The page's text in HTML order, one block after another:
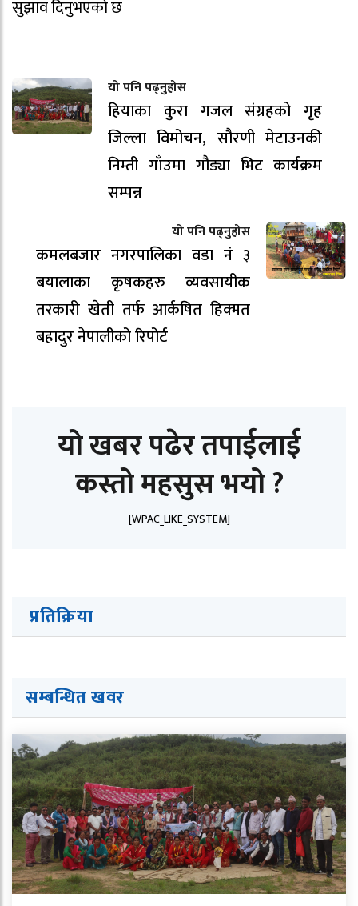
सुझाव दिनुभएको छ
यो पनि पढ्नुहोस
हियाका कुरा गजल संग्रहको गृह
जिल्ला विमोचन, सौरणी मेटाउनकी
निम्ती गाँउमा गौड्या भिट कार्यक्रम
सम्पन्न
यो पनि पढ्नुहोस
कमलबजार नगरपालिका वडा नं ३
बयालाका कृषकहरु व्यवसायीक
तरकारी खेती तर्फ आर्कषित हिक्मत
बहादुर नेपालीको रिपोर्ट
यो खबर पढेर तपाईलाई
कस्तो महसुस भयो ?
[WPAC_LIKE_SYSTEM]
प्रतिक्रिया
सम्बन्धित खवर